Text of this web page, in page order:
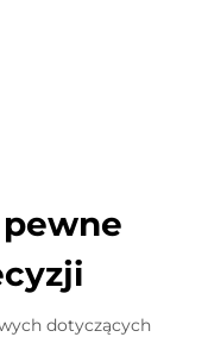
dotyczących